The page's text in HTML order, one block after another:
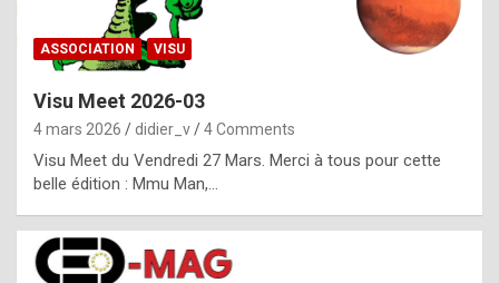
p
l
c
ASSOCIATION VISU
Visu Meet 2026-03
4 mars 2026 didier_v 4 Comments
Visu Meet du Vendredi 27 Mars. Merci à tous pour cette
belle édition : Mmu Man,…